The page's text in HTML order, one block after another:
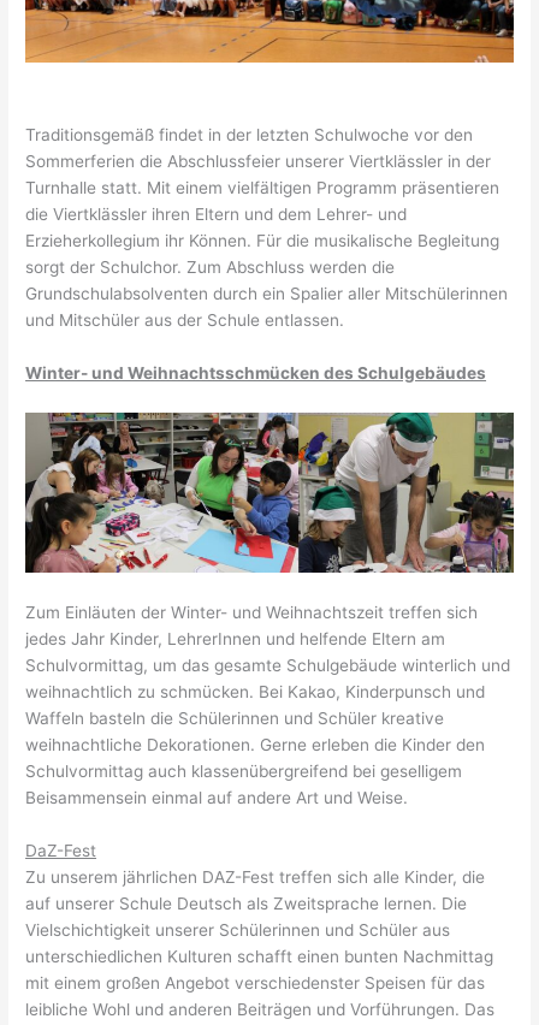
Traditionsgemäß findet in der letzten Schulwoche vor den
Sommerferien die Abschlussfeier unserer Viertklässler in der
Turnhalle statt. Mit einem vielfältigen Programm präsentieren
die Viertklässler ihren Eltern und dem Lehrer- und
Erzieherkollegium ihr Können. Für die musikalische Begleitung
sorgt der Schulchor. Zum Abschluss werden die
Grundschulabsolventen durch ein Spalier aller Mitschülerinnen
und Mitschüler aus der Schule entlassen.
Winter- und Weihnachtsschmücken des Schulgebäudes
Zum Einläuten der Winter- und Weihnachtszeit treffen sich
jedes Jahr Kinder, LehrerInnen und helfende Eltern am
Schulvormittag, um das gesamte Schulgebäude winterlich und
weihnachtlich zu schmücken. Bei Kakao, Kinderpunsch und
Waffeln basteln die Schülerinnen und Schüler kreative
weihnachtliche Dekorationen. Gerne erleben die Kinder den
Schulvormittag auch klassenübergreifend bei geselligem
Beisammensein einmal auf andere Art und Weise.
DaZ-Fest
Zu unserem jährlichen DAZ-Fest treffen sich alle Kinder, die
auf unserer Schule Deutsch als Zweitsprache lernen. Die
Vielschichtigkeit unserer Schülerinnen und Schüler aus
unterschiedlichen Kulturen schafft einen bunten Nachmittag
mit einem großen Angebot verschiedenster Speisen für das
leibliche Wohl und anderen Beiträgen und Vorführungen. Das